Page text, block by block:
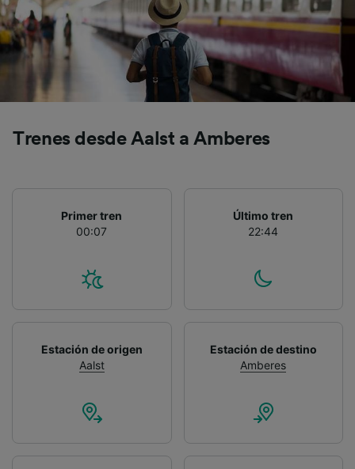
Trenes desde Aalst a Amberes
Primer tren
00:07
Último tren
22:44
Estación de origen
Aalst
Estación de destino
Amberes
precisa. Analizar activamente las
características del dispositivo para su
identificación. Almacenar la información en un
dispositivo y/o acceder a ella. Publicidad y
contenido personalizados, medición de
publicidad y contenido, investigación de
audiencia y desarrollo de servicios.
Lista de asociados (proveedores)